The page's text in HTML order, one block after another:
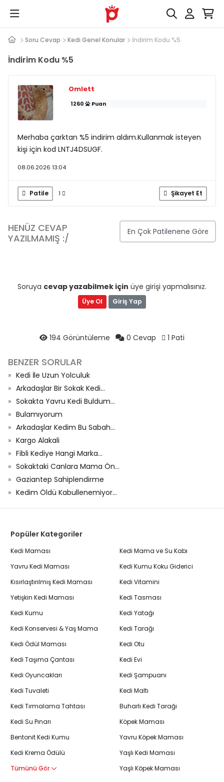
Soru Cevap Kedi Genel Konular İndirim Kodu %5
İndirim Kodu %5
Omlett
1260 Puan
Merhaba çarktan %5 indirim aldım.Kullanmak isteyen
kişi için kod LNTJ4DSUGF.
08.06.2026 13:04
Patile 1 Şikayet Et
HENÜZ CEVAP
YAZILMAMIŞ :/
Soruya cevap yazabilmek için üye girişi yapmalısınız.
Üye Ol Giriş Yap
194 Görüntüleme 0 Cevap 1 Pati
BENZER SORULAR
Kedi İle Uzun Yolculuk
Arkadaşlar Bir Sokak Kedi...
Sokakta Yavru Kedi Buldum...
Bulamıyorum
Arkadaşlar Kedim Bu Sabah...
Kargo Alakali
Fibli Kediye Hangi Marka...
Sokaktaki Canlara Mama Ön...
Gaziantep Sahiplendirme
Kedim Öldü Kabullenemiyor...
Popüler Kategoriler
Kedi Maması
Yavru Kedi Maması
Kısırlaştırılmış Kedi Maması
Yetişkin Kedi Maması
Kedi Kumu
Kedi Konservesi & Yaş Mama
Kedi Ödül Maması
Kedi Taşıma Çantası
Kedi Oyuncakları
Kedi Tuvaleti
Kedi Tırmalama Tahtası
Kedi Su Pınarı
Bentonit Kedi Kumu
Kedi Krema Ödülü
Tümünü Gör
Kedi Mama ve Su Kabı
Kedi Kumu Koku Giderici
Kedi Vitamini
Kedi Tasması
Kedi Yatağı
Kedi Tarağı
Kedi Otu
Kedi Evi
Kedi Şampuanı
Kedi Maltı
Buharlı Kedi Tarağı
Köpek Maması
Yavru Köpek Maması
Yaşlı Kedi Maması
Yaşlı Köpek Maması